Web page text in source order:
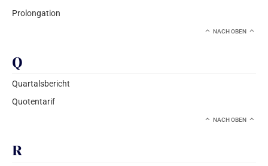
Prolongation
NACH OBEN
Q
Quartalsbericht
Quotentarif
NACH OBEN
R